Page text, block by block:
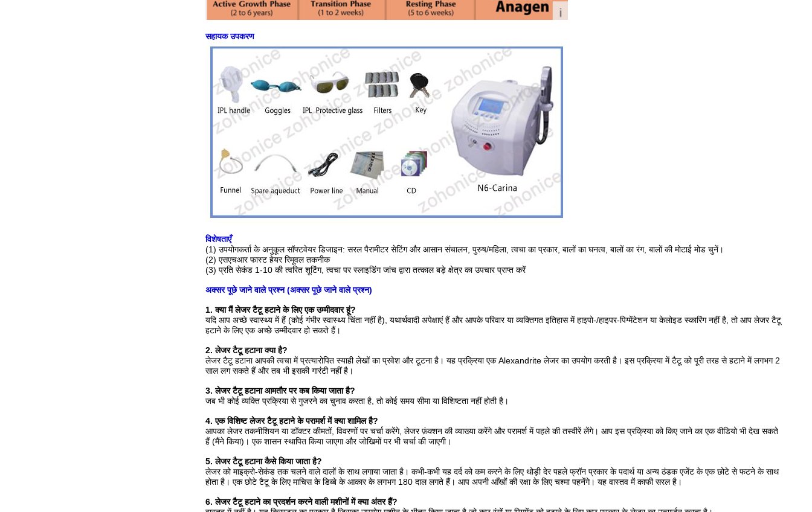
सहायक उपकरण
विशेषताएँ
(1) उपयोगकर्ता के अनुकूल सॉफ्टवेयर डिजाइन: सरल पैरामीटर सेटिंग और आसान संचालन, पुरुष/महिला, त्वचा का प्रकार, बालों का घनत्व, बालों का रंग, बालों की मोटाई मोड चुनें।
(2) एसएचआर फास्ट हेयर रिमूवल तकनीक
(3) प्रति सेकंड 1-10 की त्वरित शूटिंग, त्वचा पर स्लाइडिंग जांच द्वारा तत्काल बड़े क्षेत्र का उपचार प्राप्त करें
अक्सर पूछे जाने वाले प्रश्न (अक्सर पूछे जाने वाले प्रश्न)
1. क्या मैं लेजर टैटू हटाने के लिए एक उम्मीदवार हूं?
यदि आप अच्छे स्वास्थ्य में हैं (कोई गंभीर स्वास्थ्य चिंता नहीं है), यथार्थवादी अपेक्षाएं हैं और आपके परिवार या व्यक्तिगत इतिहास में हाइपो-/हाइपर-पिग्मेंटेशन या केलोइड स्कारिंग नहीं है, तो आप लेजर टैटू
हटाने के लिए एक अच्छे उम्मीदवार हो सकते हैं।
2. लेजर टैटू हटाना क्या है?
लेजर टैटू हटाना आपकी त्वचा में प्रत्यारोपित स्याही लेखों का प्रवेश और टूटना है। यह प्रक्रिया एक Alexandrite लेजर का उपयोग करती है। इस प्रक्रिया में टैटू को पूरी तरह से हटाने में लगभग 2
साल लग सकते हैं और तब भी इसकी गारंटी नहीं है।
3. लेजर टैटू हटाना आमतौर पर कब किया जाता है?
जब भी कोई व्यक्ति प्रक्रिया से गुजरने का चुनाव करता है, तो कोई समय सीमा या विशिष्टता नहीं होती है।
4. एक विशिष्ट लेजर टैटू हटाने के परामर्श में क्या शामिल है?
आपका लेजर तकनीशियन या डॉक्टर कीमतों, विवरणों पर चर्चा करेंगे, लेजर फ़ंक्शन की व्याख्या करेंगे और परामर्श में पहले की तस्वीरें लेंगे। आप इस प्रक्रिया को किए जाने का एक वीडियो भी देख सकते
हैं (मैंने किया)। एक शासन स्थापित किया जाएगा और जोखिमों पर भी चर्चा की जाएगी।
5. लेजर टैटू हटाना कैसे किया जाता है?
लेजर को माइक्रो-सेकंड तक चलने वाले दालों के साथ लगाया जाता है। कभी-कभी यह दर्द को कम करने के लिए थोड़ी देर पहले फ्रॉन प्रकार के पदार्थ या अन्य ठंडक एजेंट के एक छोटे से फटने के साथ
होता है। एक छोटे टैटू के लिए माचिस के डिब्बे के आकार के लगभग 180 दाल लगते हैं। आप अपनी आँखों की रक्षा के लिए चश्मा पहनेंगे। यह वास्तव में काफी सरल है।
6. लेजर टैटू हटाने का प्रदर्शन करने वाली मशीनों में क्या अंतर हैं?